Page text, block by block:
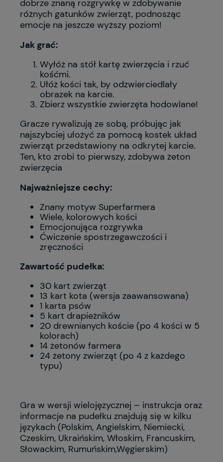
dobrze znaną rozgrywkę w zdobywanie
różnych gatunków zwierząt, podnosząc
emocje na jeszcze wyższy poziom!
Jak grać:
Wyłóż na stół kartę zwierzęcia i rzuć
kośćmi.
Ułóż kości tak, by odzwierciedlały
obrazek na karcie.
Zbierz wszystkie zwierzęta hodowlane!
Gracze rywalizują ze sobą, próbując jak
najszybciej ułożyć za pomocą kostek układ
zwierząt przedstawiony na odkrytej karcie.
Ten, kto zrobi to pierwszy, zdobywa żeton
zwierzęcia
Najważniejsze cechy:
Znany motyw Superfarmera
Wiele, kolorowych kości
Emocjonująca rozgrywka
Ćwiczenie spostrzegawczości i
zręczności
Zawartość pudełka:
30 kart zwierząt
13 kart kota (wersja zaawansowana)
1 karta psów
5 kart drapieżników
20 drewnianych koście (po 4 kości w 5
kolorach)
14 żetonów farmera
24 żetony zwierząt (po 4 z każdego
typu)
Gra w wersji wielojęzycznej – instrukcja oraz
informacje na pudełku znajdują się w kilku
językach (Polskim, Angielskim, Niemiecki,
Czeskim, Ukraińskim, Włoskim, Francuskim,
Słowackim, Rumuńskim,Węgierskim)